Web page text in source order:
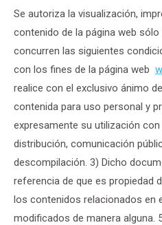
Se autoriza la visualización,
contenido de la página web
concurren las siguientes
con los fines de la página web
realice con el exclusivo ánimo
contenida para uso personal y
expresamente su utilización
distribución, comunicación
descompilación. 3) Dicho
referencia de que es propiedad
los contenidos relacionados en
modificados de manera alguna.